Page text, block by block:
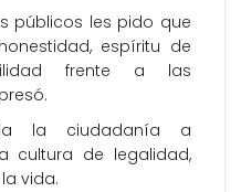
públicos les pido que
espíritu de
frente a las
la ciudadanía a
cultura de legalidad,
vida.